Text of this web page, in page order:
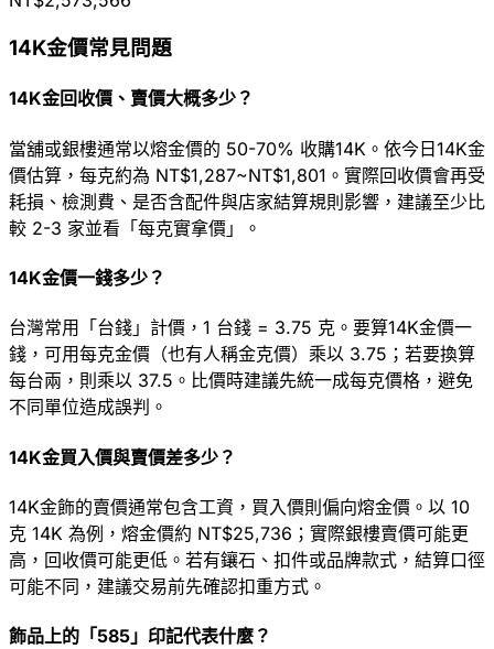
14K金價常見問題
14K金回收價、賣價大概多少？
當舖或銀樓通常以熔金價的 50-70% 收購14K。依今日14K金
價估算，每克約為 NT$1,287~NT$1,801。實際回收價會再受
耗損、檢測費、是否含配件與店家結算規則影響，建議至少比
較 2-3 家並看「每克實拿價」。
14K金價一錢多少？
台灣常用「台錢」計價，1 台錢 = 3.75 克。要算14K金價一
錢，可用每克金價（也有人稱金克價）乘以 3.75；若要換算
每台兩，則乘以 37.5。比價時建議先統一成每克價格，避免
不同單位造成誤判。
14K金買入價與賣價差多少？
14K金飾的賣價通常包含工資，買入價則偏向熔金價。以 10
克 14K 為例，熔金價約 NT$25,736；實際銀樓賣價可能更
高，回收價可能更低。若有鑲石、扣件或品牌款式，結算口徑
可能不同，建議交易前先確認扣重方式。
飾品上的「585」印記代表什麼？